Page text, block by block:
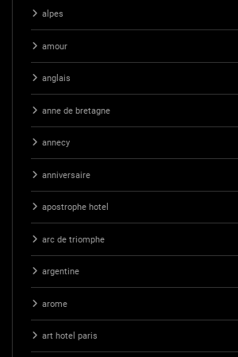
alpes
amour
anglais
anne de bretagne
annecy
anniversaire
apostrophe hotel
arc de triomphe
argentine
arome
art hotel paris